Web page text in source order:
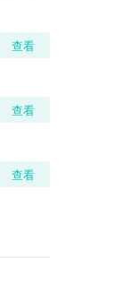
查看
查看
查看